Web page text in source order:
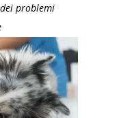
problemi